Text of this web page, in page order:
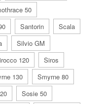
50
Santorin
Scala
Silvio GM
120
Siros
130
Smyrne 80
Sosie 50